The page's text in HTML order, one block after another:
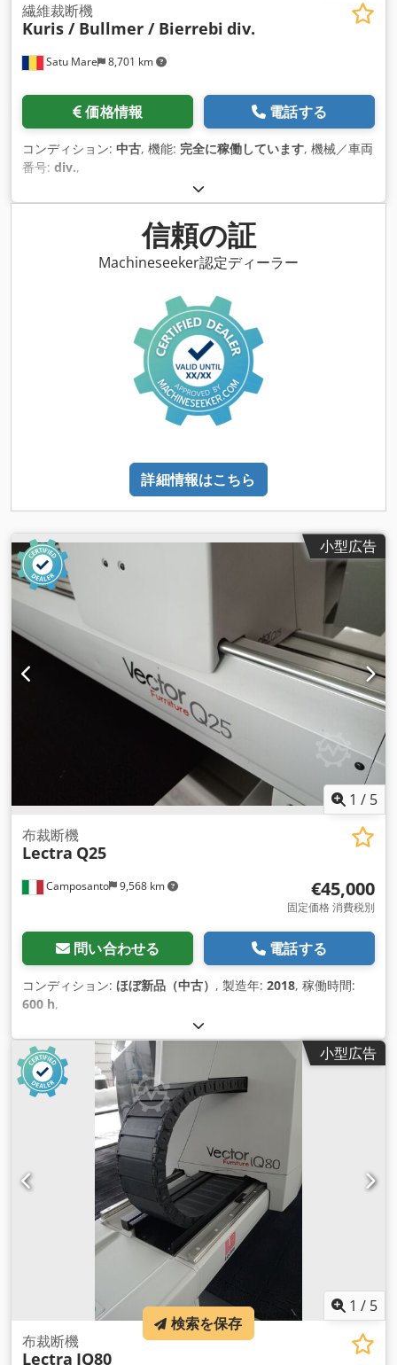
Satu Mare 8,701 km
繊維裁断機
Kuris / Bullmer / Bierrebi div.
価格情報 電話する
コンディション: 中古, 機能: 完全に稼働しています, 機械／車両
番号: div.,
信頼の証
Machineseeker認定ディーラー
詳細情報はこちら
小型広告
1 / 5
Camposanto 9,568 km
布裁断機
Lectra Q25
€45,000
固定価格 消費税別
問い合わせる 電話する
コンディション: ほぼ新品（中古） , 製造年: 2018, 稼働時間:
600 h,
小型広告
1 / 5
布裁断機
Lectra IQ80
検索を保存